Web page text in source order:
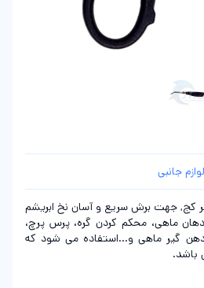
جانبی
کج, جهت برش سریع و آسان نخ ابریشم
دهان ماهی، محکم کردن گره، پرس پرچ،
دهن گیر ماهی و...استفاده می شود که
باشد.